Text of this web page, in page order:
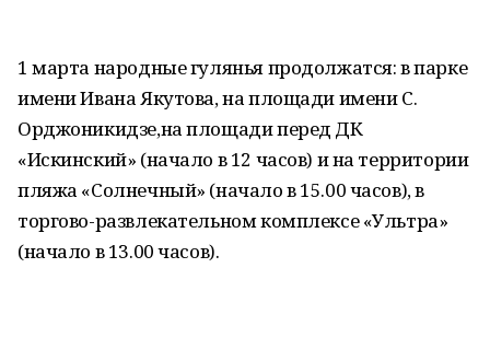
1 марта народные гулянья продолжатся: в парке
имени Ивана Якутова, на площади имени С.
Орджоникидзе,на площади перед ДК
«Искинский» (начало в 12 часов) и на территории
пляжа «Солнечный» (начало в 15.00 часов), в
торгово-развлекательном комплексе «Ультра»
(начало в 13.00 часов).